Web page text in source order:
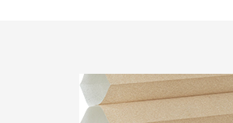
お役立ち情報